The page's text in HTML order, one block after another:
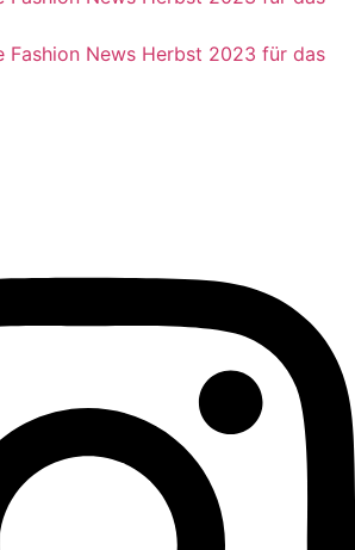
Fashion News Herbst 2023 für das